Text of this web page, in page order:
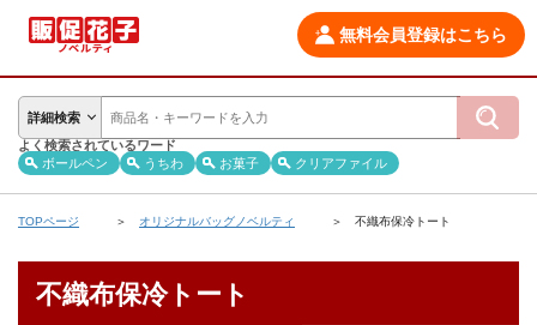
無料会員登録はこちら
詳細検索
よく検索されているワード
ボールペン
うちわ お菓子 クリアファイル
TOPページ オリジナルバッグノベルティ 不織布保冷トート
不織布保冷トート